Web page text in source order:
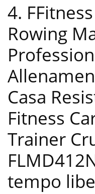
4.
Rowing
Casa
Fitness
Trainer
tempo